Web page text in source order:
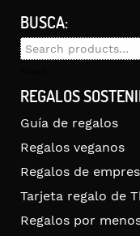
BUSCA:
Search
REGALOS
Guía de regalos
Regalos veganos
Regalos de
Tarjeta regalo de
Regalos por